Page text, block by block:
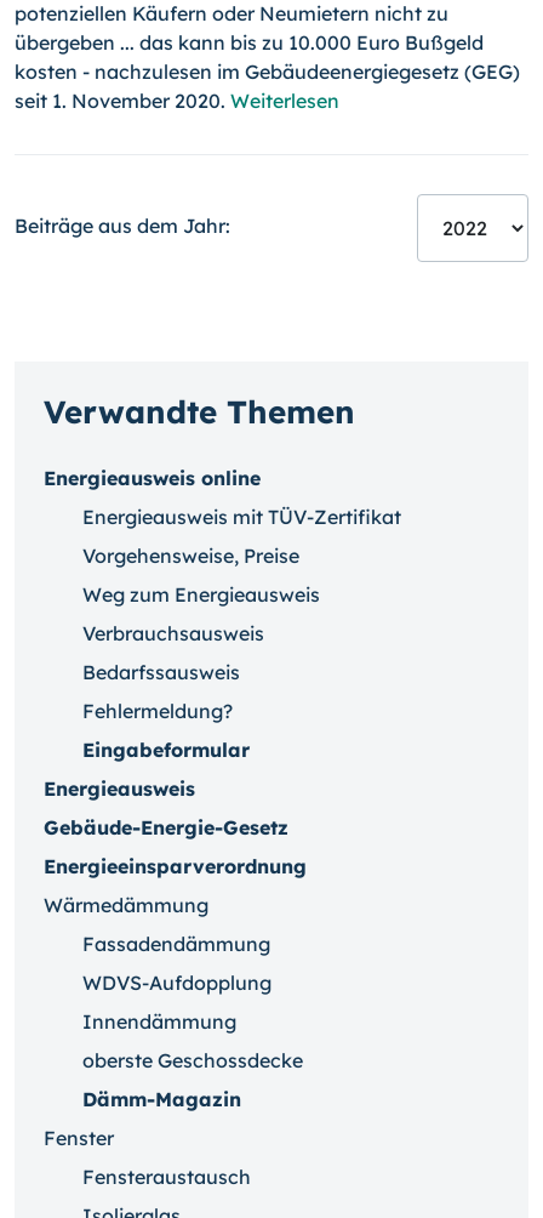
potenziellen Käufern oder Neumietern nicht zu
übergeben ... das kann bis zu 10.000 Euro Bußgeld
kosten - nachzulesen im Gebäudeenergiegesetz (GEG)
seit 1. November 2020. Weiterlesen
Beiträge aus dem Jahr:
Verwandte Themen
Energieausweis online
Energieausweis mit TÜV-Zertifikat
Vorgehensweise, Preise
Weg zum Energieausweis
Verbrauchsausweis
Bedarfssausweis
Fehlermeldung?
Eingabeformular
Energieausweis
Gebäude-Energie-Gesetz
Energieeinsparverordnung
Wärmedämmung
Fassadendämmung
WDVS-Aufdopplung
Innendämmung
oberste Geschossdecke
Dämm-Magazin
Fenster
Fensteraustausch